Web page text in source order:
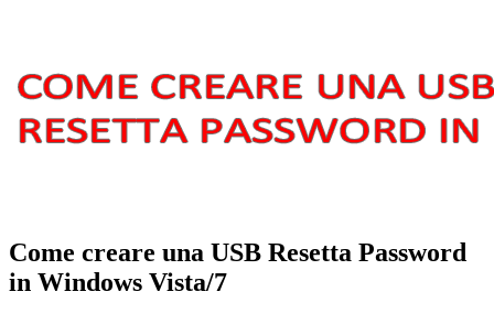
Come creare una USB Resetta Password
in Windows Vista/7